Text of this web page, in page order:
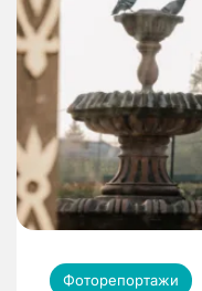
Фоторепортажи